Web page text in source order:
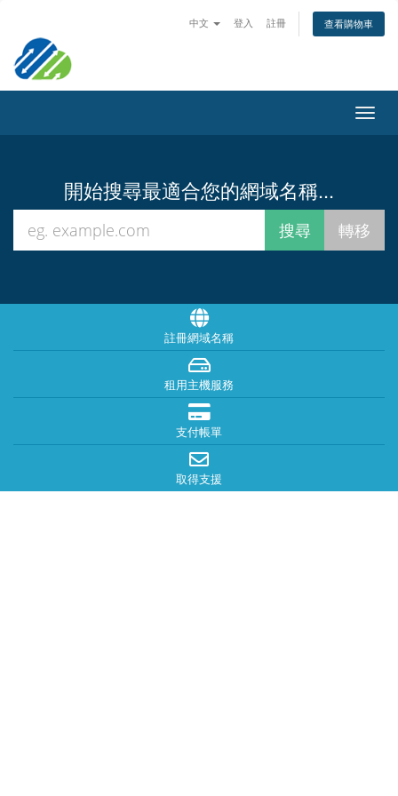
中文 登入 註冊 查看購物車
開始搜尋最適合您的網域名稱...
註冊網域名稱
租用主機服務
支付帳單
取得支援